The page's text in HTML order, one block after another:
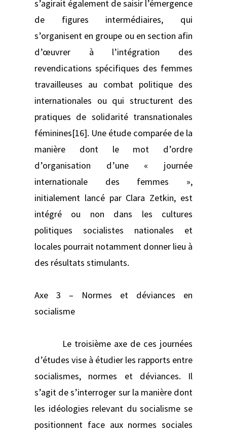
s’agirait également de saisir l’émergence
de figures intermédiaires, qui
s’organisent en groupe ou en section afin
d’œuvrer à l’intégration des
revendications spécifiques des femmes
travailleuses au combat politique des
internationales ou qui structurent des
pratiques de solidarité transnationales
féminines[16]. Une étude comparée de la
manière dont le mot d’ordre
d’organisation d’une « journée
internationale des femmes »,
initialement lancé par Clara Zetkin, est
intégré ou non dans les cultures
politiques socialistes nationales et
locales pourrait notamment donner lieu à
des résultats stimulants.
Axe 3 – Normes et déviances en
socialisme
Le troisième axe de ces journées
d’études vise à étudier les rapports entre
socialismes, normes et déviances. Il
s’agit de s’interroger sur la manière dont
les idéologies relevant du socialisme se
positionnent face aux normes sociales